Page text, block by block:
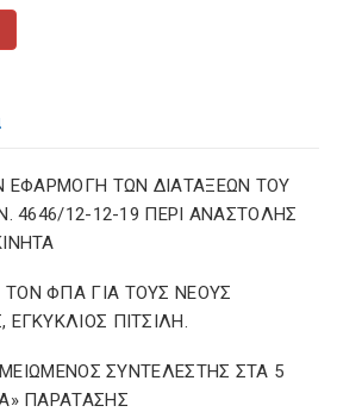
ΕΦΑΡΜΟΓΗ ΤΩΝ ΔΙΑΤΑΞΕΩΝ ΤΟΥ
4646/12-12-19 ΠΕΡΙ ΑΝΑΣΤΟΛΗΣ
ΦΠΑ ΓΙΑ ΤΟΥΣ ΝΕΟΥΣ
ΠΙΤΣΙΛΗ.
ΜΕΙΩΜΕΝΟΣ ΣΥΝΤΕΛΕΣΤΗΣ ΣΤΑ 5
ΠΑΡΑΤΑΣΗΣ